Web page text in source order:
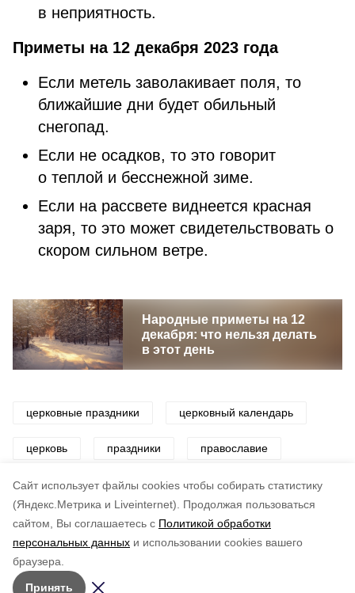
Cайт использует файлы cookies чтобы собирать статистику
(Яндекс.Метрика и Liveinternet).
Продолжая пользоваться
сайтом, Вы соглашаетесь с Политикой обработки
персональных данных и использовании cookies вашего
браузера.
Принять
в неприятность.
Приметы на 12 декабря 2023 года
Если метель заволакивает поля, то
ближайшие дни будет обильный
снегопад.
Если не осадков, то это говорит
о теплой и бесснежной зиме.
Если на рассвете виднеется красная
заря, то это может свидетельствовать о
скором сильном ветре.
Народные приметы на 12
декабря: что нельзя делать
в этот день
церковные праздники церковный календарь
церковь праздники православие
православные праздники
по оценке
5